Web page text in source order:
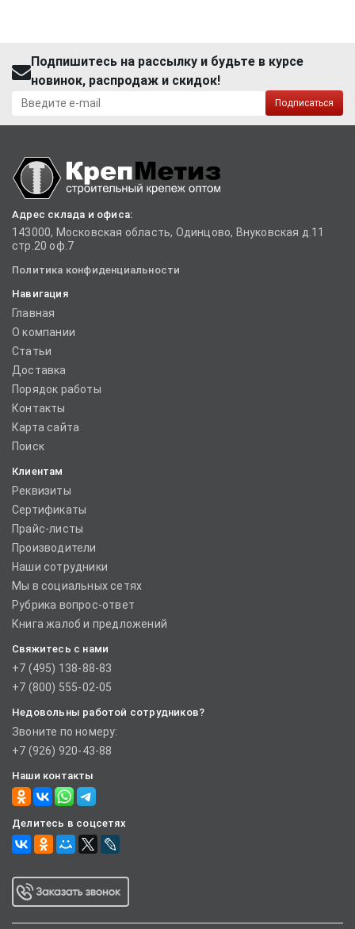
Подпишитесь на рассылку и будьте в курсе
новинок, распродаж и скидок!
Подписаться
Адрес склада и офиса:
143000, Московская область, Одинцово, Внуковская д.11
стр.20 оф.7
Политика конфиденциальности
Навигация
Главная
О компании
Статьи
Доставка
Порядок работы
Контакты
Карта сайта
Поиск
Клиентам
Реквизиты
Сертификаты
Прайс-листы
Производители
Наши сотрудники
Мы в социальных сетях
Рубрика вопрос-ответ
Книга жалоб и предложений
Свяжитесь с нами
+7 (495) 138-88-83
+7 (800) 555-02-05
Недовольны работой сотрудников?
Звоните по номеру:
+7 (926) 920-43-88
Наши контакты
Делитесь в соцсетях